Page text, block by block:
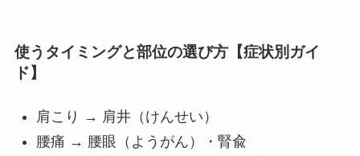
使うタイミングと部位の選び方【症状別ガイ
ド】
肩こり → 肩井（けんせい）
腰痛 → 腰眼（ようがん）・腎兪